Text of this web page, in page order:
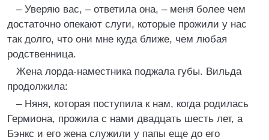
– Уверяю вас, – ответила она, – меня более чем
достаточно опекают слуги, которые прожили у нас
так долго, что они мне куда ближе, чем любая
родственница.
Жена лорда-наместника поджала губы. Вильда
продолжила:
– Няня, которая поступила к нам, когда родилась
Гермиона, прожила с нами двадцать шесть лет, а
Бэнкс и его жена служили у папы еще до его